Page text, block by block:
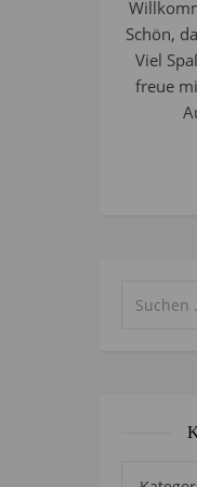
Schön,
Viel
freue